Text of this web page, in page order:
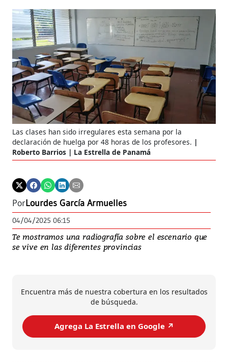
Las clases han sido irregulares esta semana por la
declaración de huelga por 48 horas de los profesores.
Roberto Barrios | La Estrella de Panamá
PorLourdes García Armuelles
04/04/2025 06:15
Te mostramos una radiografía sobre el escenario que
se vive en las diferentes provincias
Encuentra más de nuestra cobertura en los resultados
de búsqueda.
Agrega La Estrella en Google ↗️